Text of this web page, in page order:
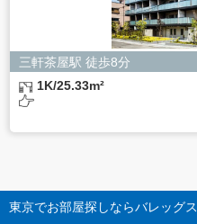
三軒茶屋駅 徒歩8分
1K/25.33m²
東京でお部屋探しならバレッグス